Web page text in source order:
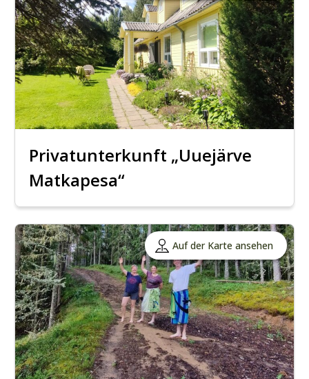
Privatunterkunft „Uuejärve
Matkapesa“
Auf der Karte ansehen